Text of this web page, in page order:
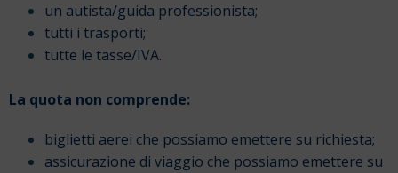
un autista/guida professionista;
tutti i trasporti;
tutte le tasse/IVA.
La quota non comprende:
biglietti aerei che possiamo emettere su richiesta;
assicurazione di viaggio che possiamo emettere su